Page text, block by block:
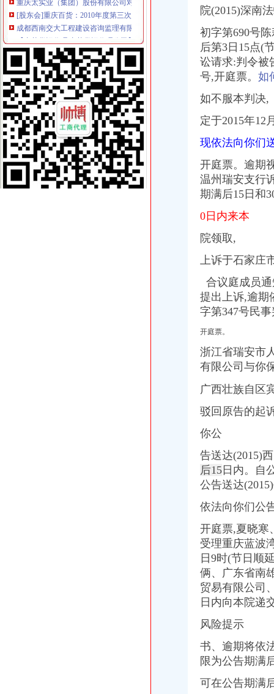
成都西南交大工程建设咨询监理有限责任公司重庆分公司-主页
【东莞货运代理|东莞货运代理公司】-广州58同城
2016年版重庆市渝中区招商引资项目策划咨询报告-中商产业研究院-中
美亚集团-美亚国际机票代理,国际机票预订,美亚价机票预订,国
招商银行--重庆百货（）2013年度日常关联交易预计公告
包头到渝中区物流货运北京到渝中区物流搬家-产品展示-
【重庆商社力】现代,郑州日产经销商_销售电话：
人民法院公告_搜狐其它_搜狐网
重庆百货（）_公司公告_重庆百货大楼股份有限公司关于预计
杜邦制冷_德国谷轮_德国比泽尔-重庆市渝中区长江制冷设备经营部-
网上签订合同,被骗预付款我公司在2016年04月和一个代理公司签订
重庆环保产品标志认证|重庆有机认证|重庆普道企业管理咨询有限公司
【渝中机用锯条价格】渝中机用锯条报价/渝中机用锯条哪里买/哪里卖
重庆百货（）_公司公告_重庆百货大楼股份有限公司2013年度
重庆蓝鼎影视媒有限公司,主营：影视制作的策划；承办经批准的文
重庆渝中区泰国乳胶枕头教大家如何买到正宗的泰国乳胶枕头_第1页_
渝中区增高鞋加盟渝中区增高鞋加盟店渝中区加盟增高鞋店-渝中区
大信国际物流（上海）有限公司重庆分公司-大信国际物流（上海）有
成都西南交大工程建设咨询监理有限责任公司重庆分公司-主页
[股东会]重庆百货：2010年度第三次临时股东大会会议资料-[中财网]
重庆渝中区泰国乳胶枕头教大家如何买到正宗的泰国乳胶枕头_第1页_
[关联交易]重庆百货：2013年度日常关联交易预计公告-[中财网]
渝中区大坪正街四室两厅豪华大套房_重庆渝中区大坪短租房_游天下
重庆百货：2010年度第三次临时股东大会会议资料_证券之星
重庆枫诚信息技术有限公司招聘_重庆枫诚信息技术有限公司新招聘_
大信国际物流（上海）有限公司重庆分公司-大信国际物流（上海）有
渝中区增高鞋加盟渝中区增高鞋加盟店渝中区加盟增高鞋店-渝中区
重庆百货大楼股份有限公司关於预计2015年日常关联交易公告
重庆太实业（集团）股份有限公司对外投资暨关联交易公告_财经_
成都西南交大工程建设咨询监理有限责任公司重庆分公司-主页
2016年版重庆市渝中区招商引资项目策划咨询报告-中商产业研究院-中
美亚集团-美亚国际机票代理,国际机票预订,美亚价机票预订,国
院(2015)深南
初字第690号
后第3日15点(
讼请求:判令被
号,开庭票。 如
如不服本判决,
定于2015年12
现依法向你们
开庭票。 逾期
温州瑞安支行
期满后15日和
0日内来本
院领取,
上诉于石家庄
合议庭成员
提出上诉,逾期
字第347号民
开庭票。
浙江省瑞安市
有限公司与你
广西壮族自区
驳回原告的起
你公
告送达(2015)
后15 日内。自
公告送达
依法向你们公
开庭票,夏晓寒
受理重庆蓝波
日9时(节日顺
俩、广东省南
贸易有限公司
日内向本院递
风险提示
书、逾期将依
限为公告期满
可在公告期满